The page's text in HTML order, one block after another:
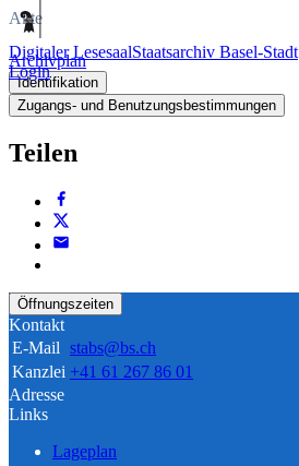
Digitaler LesesaalStaatsarchiv Basel-Stadt
Login
Akte
Archivplan
Identifikation
Zugangs- und Benutzungsbestimmungen
Teilen
Öffnungszeiten
Kontakt
E-Mail stabs@bs.ch
Kanzlei +41 61 267 86 01
Adresse
Links
Lageplan